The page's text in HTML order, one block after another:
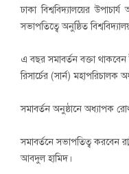
ঢাকা বিশ্ববিদ্যালয়ের
সভাপতিত্বে অনুষ্ঠিত
এ বছর সমাবর্তন বক্তা
রিসার্চের (সার্ন) মহাপরিচালক
সমাবর্তন অনুষ্ঠানে অধ্যাপক
সমাবর্তনে সভাপতিত্ব করবেন
আবদুল হামিদ।